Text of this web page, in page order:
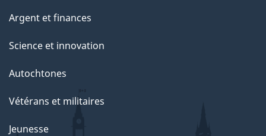
Argent et finances
Science et innovation
Autochtones
Vétérans et militaires
Jeunesse